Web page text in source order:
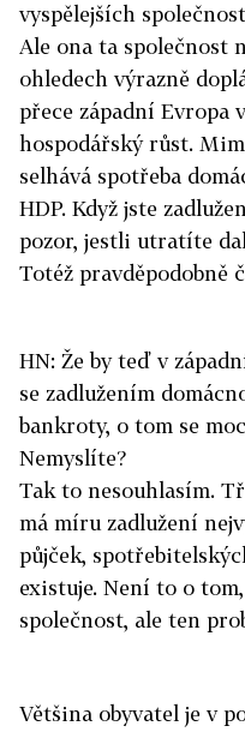
vyspělejších
Ale ona ta společnost
ohledech výrazně
přece západní Evropa
hospodářský růst.
selhává spotřeba
HDP. Když jste
pozor, jestli utratíte
Totéž pravděpodobně
HN: Že by teď v
se zadlužením
bankroty, o tom se
Nemyslíte?
Tak to nesouhlasím.
má míru zadlužení
půjček,
existuje. Není to o
společnost, ale ten
Většina obyvatel je v